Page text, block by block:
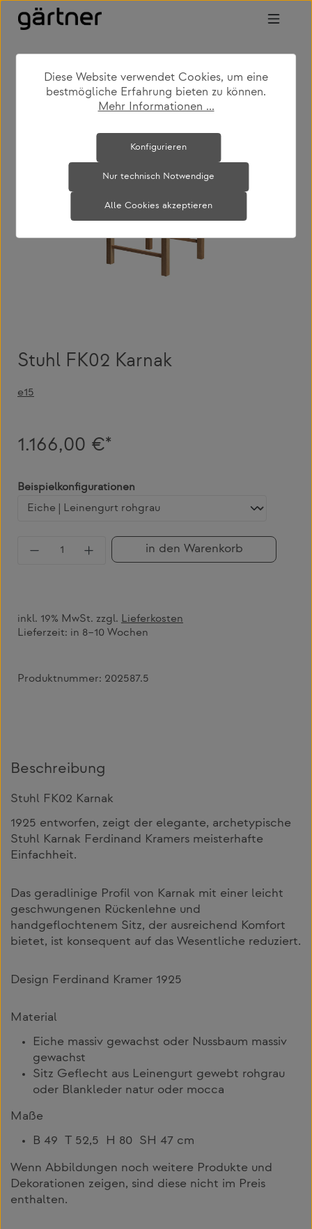
Zum Hauptinhalt springen
shop produkte wohnen stühle
Bildergalerie überspringen
Stuhl FK02 Karnak
e15
1.166,00 €*
Beispielkonfigurationen
Produkt Anzahl: Gib den gewünschten
in den Warenkorb
inkl. 19% MwSt. zzgl. Lieferkosten
Lieferzeit: in 8–10 Wochen
Produktnummer: 202587.5
Beschreibung
Stuhl FK02 Karnak
1925 entworfen, zeigt der elegante, archetypische
Stuhl Karnak Ferdinand Kramers meisterhafte
Einfachheit.
Das geradlinige Profil von Karnak mit einer leicht
geschwungenen Rückenlehne und
handgeflochtenem Sitz, der ausreichend Komfort
bietet, ist konsequent auf das Wesentliche reduziert.
Design Ferdinand Kramer 1925
Material
Eiche massiv gewachst oder Nussbaum massiv
gewachst
Sitz Geflecht aus Leinengurt gewebt rohgrau
oder Blankleder natur oder mocca
Maße
B 49 T 52,5 H 80 SH 47 cm
Wenn Abbildungen noch weitere Produkte und
Dekorationen zeigen, sind diese nicht im Preis
enthalten.
Diese Website verwendet Cookies, um eine
bestmögliche Erfahrung bieten zu können.
Mehr Informationen ...
Nur technisch Notwendige
Konfigurieren
Alle Cookies akzeptieren